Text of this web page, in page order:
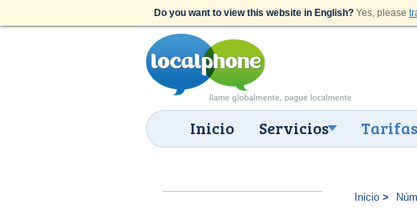
Do you want to view this website in English? Yes, please
Inicio Servicios Tarifas
Inicio